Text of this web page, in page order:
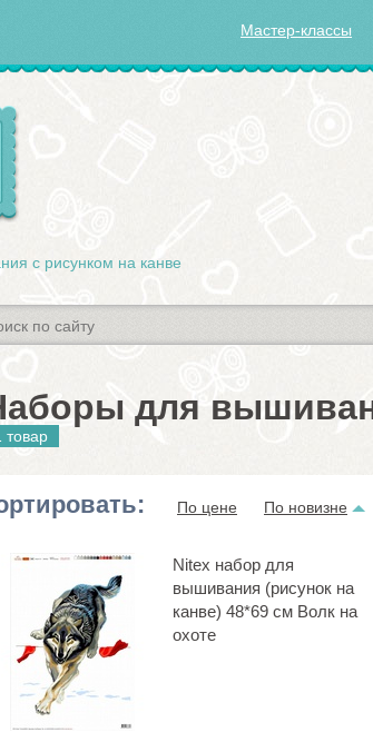
Мастер-классы
с рисунком на канве
для
товар
По цене По новизне
Nitex набор для
вышивания (рисунок на
канве) 48*69 см Волк на
охоте